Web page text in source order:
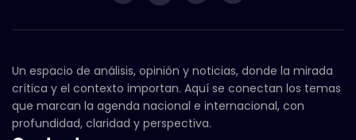
Un espacio de análisis, opinión y noticias, donde la mirada
crítica y el contexto importan. Aquí se conectan los temas
que marcan la agenda nacional e internacional, con
profundidad, claridad y perspectiva.